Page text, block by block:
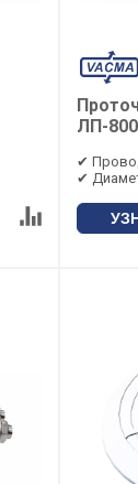
ЛП-800
✔
✔